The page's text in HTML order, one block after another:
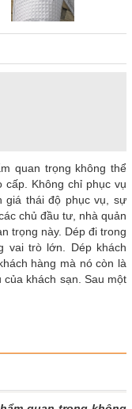
quan trọng không thể
Không chỉ phục vụ
giá thái độ phục vụ, sự
chủ đầu tư, nhà quản
trọng này. Dép đi trong
vai trò lớn. Dép khách
hàng mà nó còn là
khách sạn. Sau một